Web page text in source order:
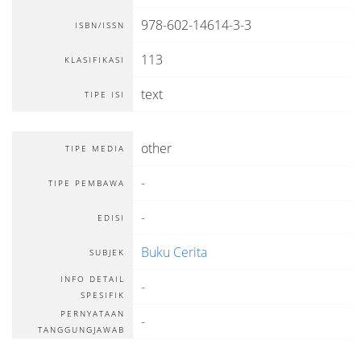
ISBN/ISSN 978-602-14614-3-3
KLASIFIKASI 113
TIPE ISI text
TIPE MEDIA other
TIPE PEMBAWA -
EDISI -
SUBJEK Buku Cerita
INFO DETAIL
SPESIFIK
-
PERNYATAAN
TANGGUNGJAWAB
-